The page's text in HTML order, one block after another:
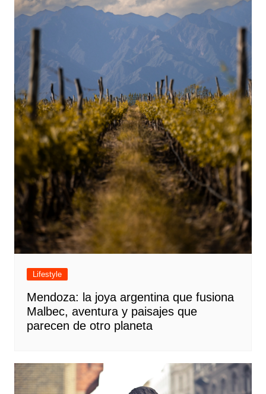
Lifestyle
Mendoza: la joya argentina que fusiona
Malbec, aventura y paisajes que
parecen de otro planeta